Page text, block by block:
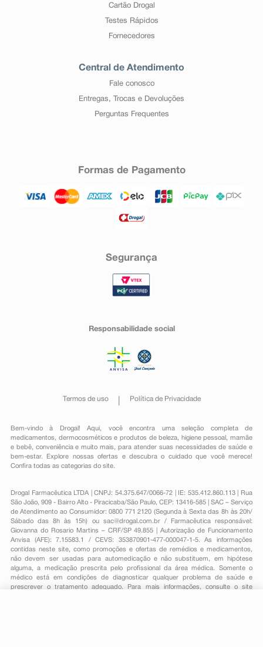
Cartão Drogal
Testes Rápidos
Fornecedores
Central de Atendimento
Fale conosco
Entregas, Trocas e Devoluções
Perguntas Frequentes
Formas de Pagamento
Segurança
Responsabilidade social
Termos de uso Política de Privacidade
Bem-vindo à Drogal! Aqui, você encontra uma seleção completa de
medicamentos , dermocosméticos e produtos de beleza, higiene pessoal ,mamãe
e bebê, conveniênciae muito mais, para atender suas necessidades de saúde e
bem-estar. Explore nossas ofertas e descubra o cuidado que você merece!
Confira todas as categorias do site.
Drogal Farmacêutica LTDA | CNPJ: 54.375.647/0066-72 | IE: 535.412.860.113 | Rua
São João, 909 - Bairro Alto - Piracicaba/São Paulo, CEP: 13416-585 | SAC – Serviço
de Atendimento ao Consumidor: 0800 771 2120 (Segunda à Sexta das 8h às 20h/
Sábado das 8h às 15h) ou sac@drogal.com.br/ Farmacêutica responsável:
Giovanna do Rosario Martins – CRF/SP 49.855 | Autorização de Funcionamento
Anvisa (AFE): 7.15583.1 / CEVS: 353870901-477-000047-1-5. As informações
contidas neste site, como promoções e ofertas de remédios e medicamentos,
não devem ser usadas para automedicação e não substituem, em hipótese
alguma, a medicação prescrita pelo profissional da área médica. Somente o
médico está em condições de diagnosticar qualquer problema de saúde e
prescrever o tratamento adequado. Para mais informações, consulte o site